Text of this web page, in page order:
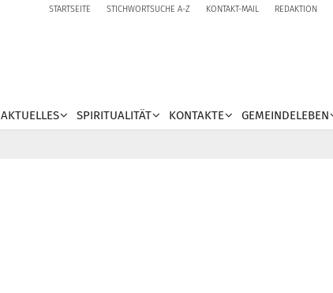
STARTSEITE STICHWORTSUCHE A-Z KONTAKT-MAIL REDAKTION
AKTUELLES SPIRITUALITÄT KONTAKTE GEMEINDELEBEN